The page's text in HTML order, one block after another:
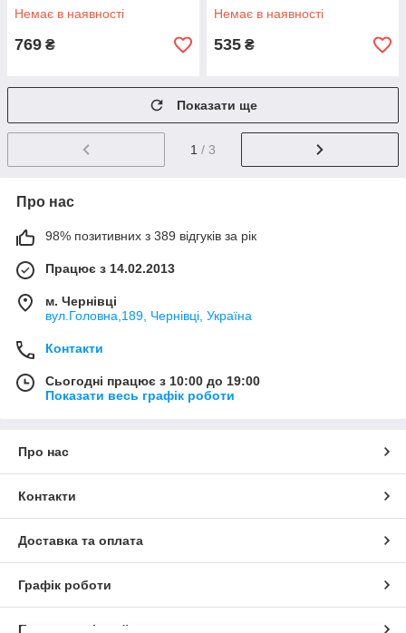
Немає в наявності
769 ₴
Немає в наявності
535 ₴
Показати ще
1 / 3
Про нас
98% позитивних з 389 відгуків за рік
Працює з 14.02.2013
м. Чернівці
вул.Головна,189, Чернівці, Україна
Контакти
Сьогодні працює з 10:00 до 19:00
Показати весь графік роботи
Про нас
Контакти
Доставка та оплата
Графік роботи
Повна версія сайту